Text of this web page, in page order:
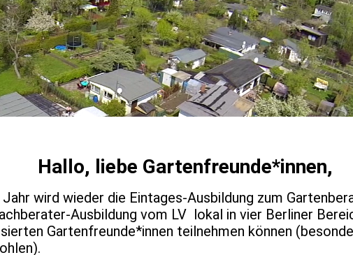
Hallo, liebe Gartenfreunde*innen,
Jahr wird wieder die Eintages-Ausbildung zum
Ausbildung vom LV lokal in vier Berliner
Gartenfreunde*innen teilnehmen können